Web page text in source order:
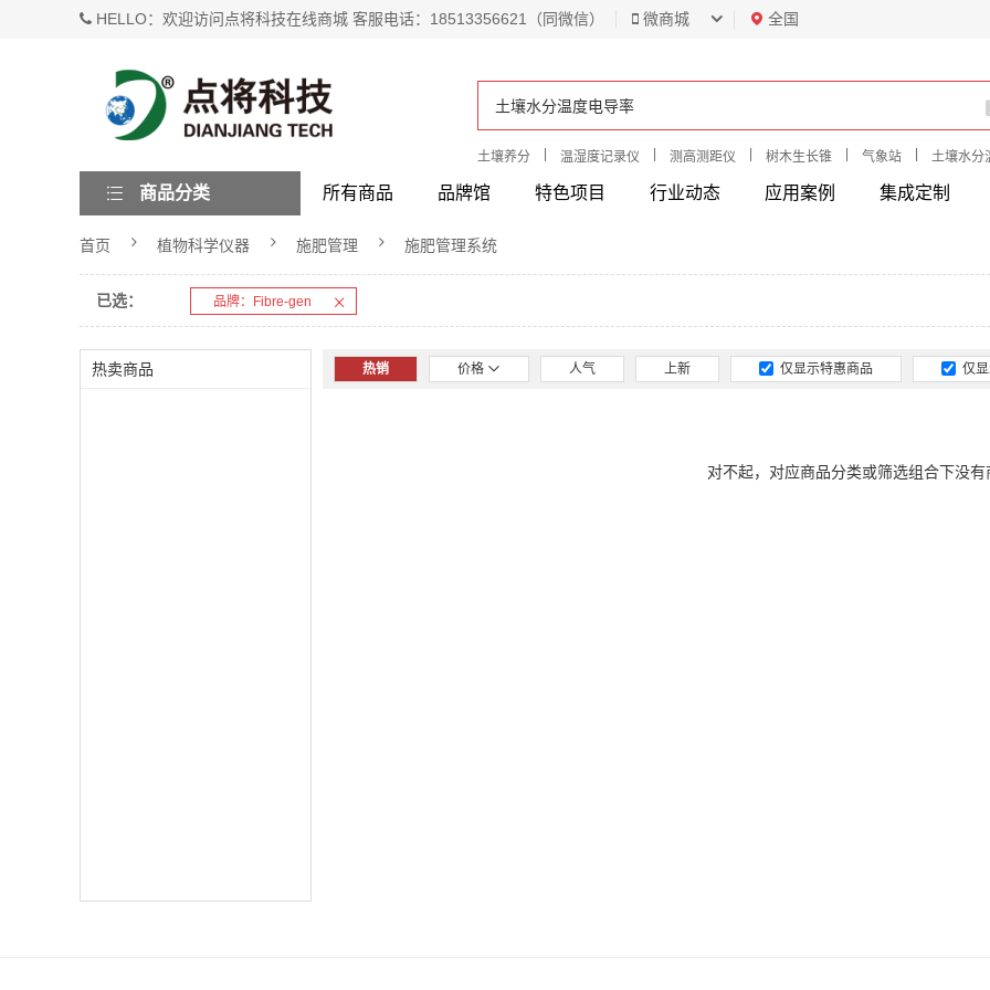
HELLO：欢迎访问点将科技在线商城 客服电话：18513356621（同微信） 微商城 全国
土壤养分 温湿度记录仪 测高测距仪 树木生长锥 气象站 土壤水分
所有商品 品牌馆 特色项目 行业动态 应用案例 集成定制
商品分类
首页 植物科学仪器 施肥管理 施肥管理系统
已选： 品牌：Fibre-gen
热卖商品 热销 价格 人气 上新 仅显示特惠商品 仅
对不起，对应商品分类或筛选组合下没有